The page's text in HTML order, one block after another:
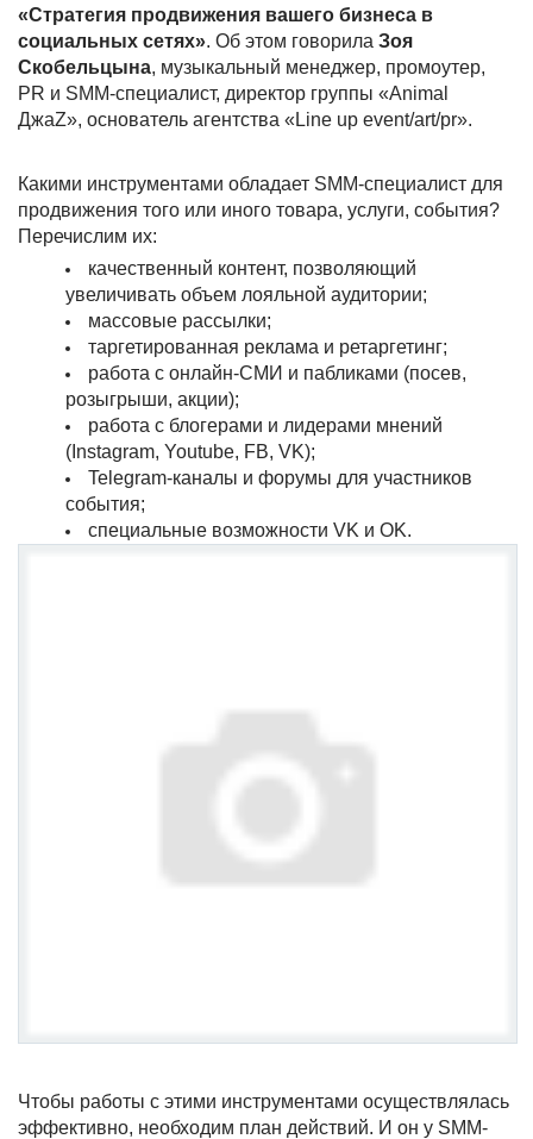
«Стратегия продвижения вашего бизнеса в
социальных сетях». Об этом говорила Зоя
Скобельцына, музыкальный менеджер, промоутер,
PR и SMM-специалист, директор группы «Animal
ДжаZ», основатель агентства «Line up event/art/pr».
Какими инструментами обладает SMM-специалист для
продвижения того или иного товара, услуги, события?
Перечислим их:
качественный контент, позволяющий
увеличивать объем лояльной аудитории;
массовые рассылки;
таргетированная реклама и ретаргетинг;
работа с онлайн-СМИ и пабликами (посев,
розыгрыши, акции);
работа с блогерами и лидерами мнений
(Instagram, Youtube, FB, VK);
Telegram-каналы и форумы для участников
события;
специальные возможности VK и OK.
Чтобы работы с этими инструментами осуществлялась
эффективно, необходим план действий. И он у SMM-